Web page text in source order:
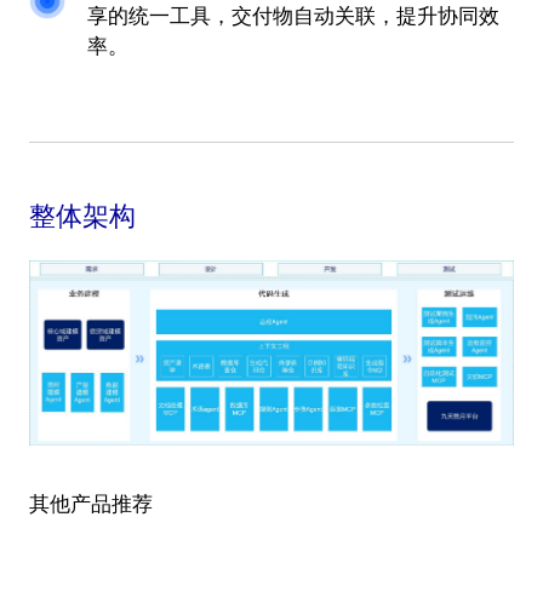
享的统一工具，交付物自动关联，提升协同效
率。
整体架构
其他产品推荐